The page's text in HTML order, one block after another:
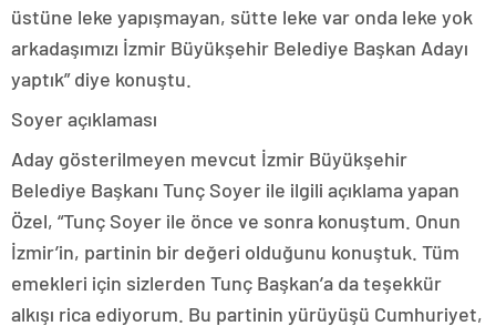
üstüne leke yapışmayan, sütte leke var onda leke yok
arkadaşımızı İzmir Büyükşehir Belediye Başkan Adayı
yaptık” diye konuştu.
Soyer açıklaması
Aday gösterilmeyen mevcut İzmir Büyükşehir
Belediye Başkanı Tunç Soyer ile ilgili açıklama yapan
Özel, “Tunç Soyer ile önce ve sonra konuştum. Onun
İzmir’in, partinin bir değeri olduğunu konuştuk. Tüm
emekleri için sizlerden Tunç Başkan’a da teşekkür
alkışı rica ediyorum. Bu partinin yürüyüşü Cumhuriyet,